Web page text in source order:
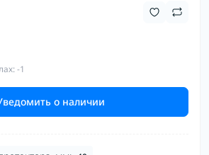
-1
о наличии